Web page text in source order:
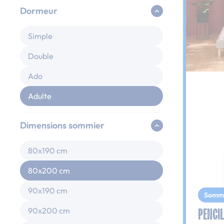
Dormeur
Simple
Double
Ado
Adulte
Dimensions sommier
80x190 cm
80x200 cm
90x190 cm
90x200 cm
PENCIL